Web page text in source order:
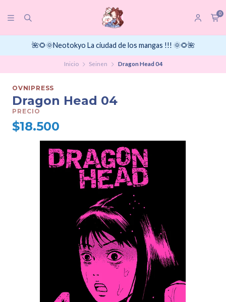
0
🌺🌻🌞Neotokyo La ciudad de los mangas !!! 🌞🌻🌺
Inicio Seinen Dragon Head 04
OVNIPRESS
Dragon Head 04
PRECIO
$18.500